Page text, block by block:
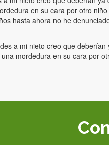
en su cara por otro
hasta ahora no he
a mi nieto creo que
mordedura en su cara por